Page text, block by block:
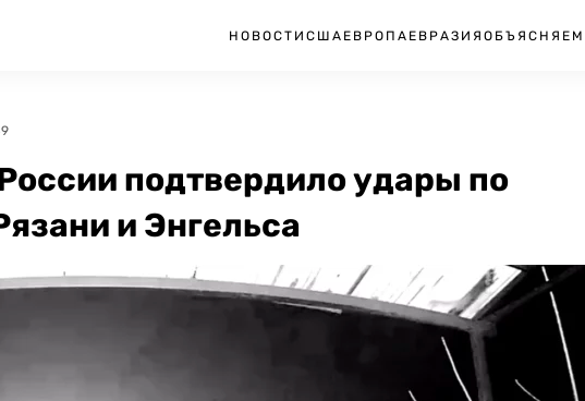
НОВОСТИ США ЕВРОПА ЕВРАЗИЯ ОБЪЯСНЯЕМ
подтвердило удары по
и Энгельса